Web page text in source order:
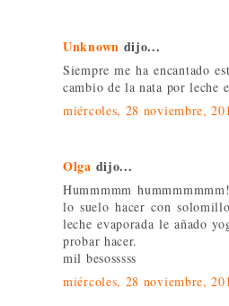
Unknown dijo...
Siempre me ha encantado
cambio de la nata por leche
miércoles, 28 noviembre,
Olga dijo...
Hummmmm
lo suelo hacer con
leche evaporada le añado
probar hacer.
mil besosssss
miércoles, 28 noviembre,